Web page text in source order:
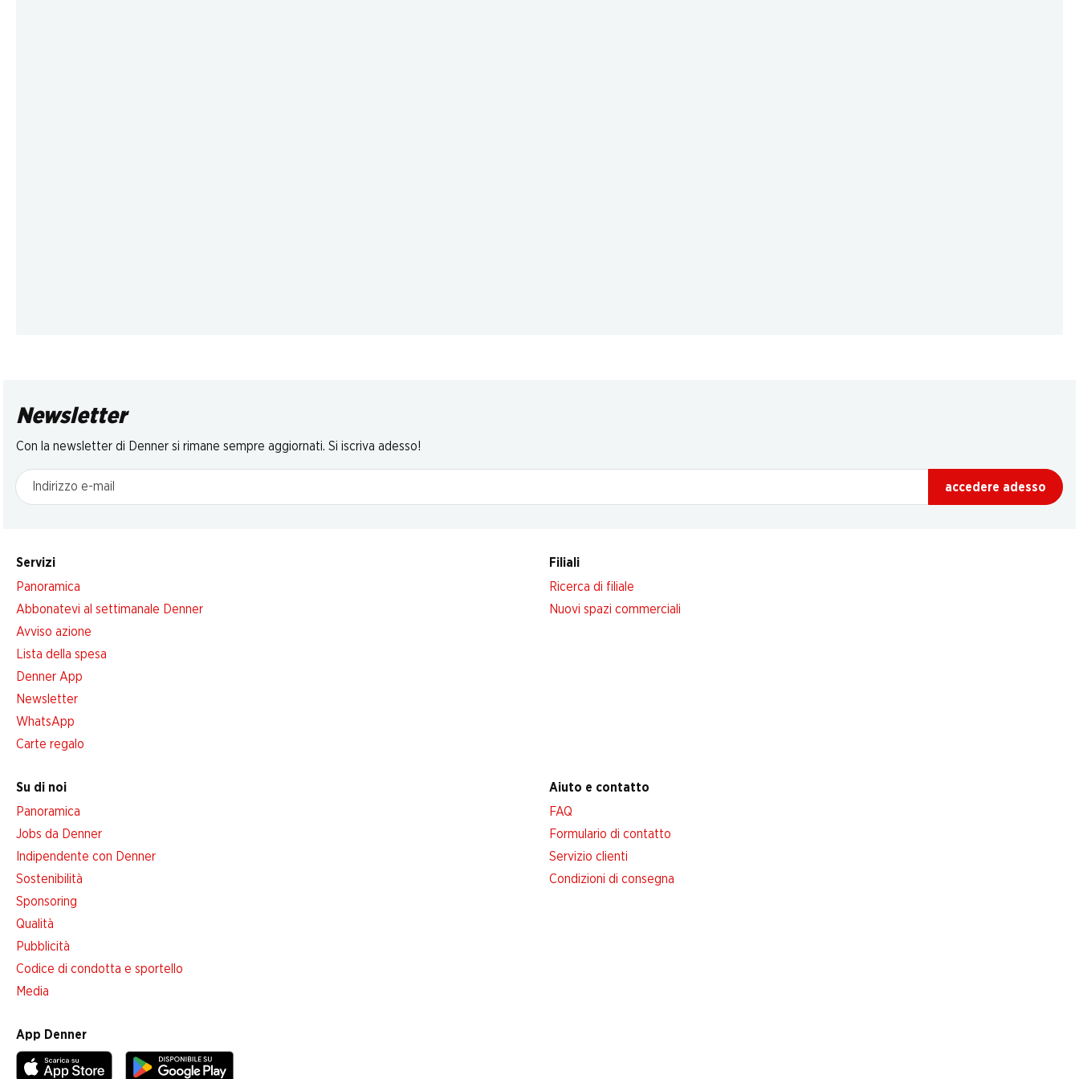
Newsletter
Con la newsletter di Denner si rimane sempre aggiornati. Si iscriva adesso!
Indirizzo e-mail
accedere adesso
Servizi
Panoramica
Abbonatevi al settimanale Denner
Avviso azione
Lista della spesa
Denner App
Newsletter
WhatsApp
Carte regalo
Filiali
Ricerca di filiale
Nuovi spazi commerciali
Su di noi
Panoramica
Jobs da Denner
Indipendente con Denner
Sostenibilità
Sponsoring
Qualità
Pubblicità
Codice di condotta e sportello
Media
Aiuto e contatto
FAQ
Formulario di contatto
Servizio clienti
Condizioni di consegna
App Denner